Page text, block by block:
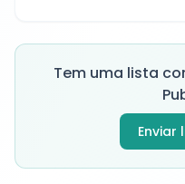
Tem uma lista
Enviar